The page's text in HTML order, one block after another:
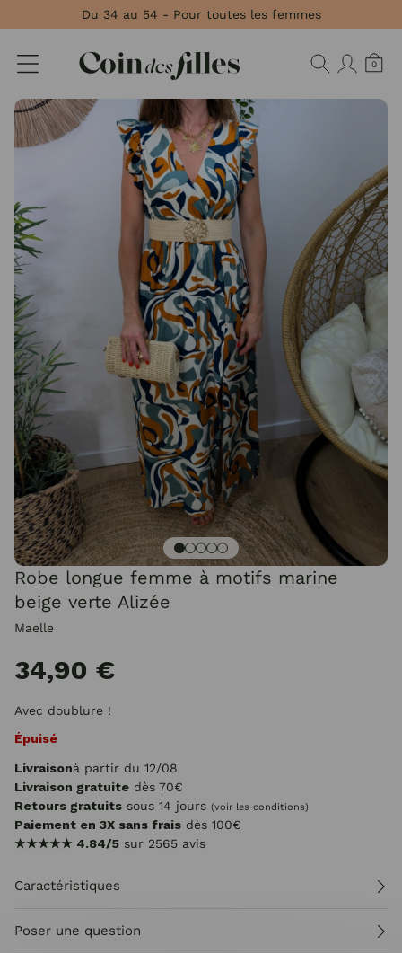
Du 34 au 54 - Pour toutes les femmes
0
Robe longue femme à motifs marine
beige verte Alizée
Maelle
34,90 €
Avec doublure !
Épuisé
Livraisonà partir du 12/08
Livraison gratuite dès 70€
Retours gratuits sous 14 jours (voir les conditions)
Paiement en 3X sans frais dès 100€
★★★★★ 4.84/5 sur 2565 avis
Caractéristiques
Poser une question
Panneau de gestion des cookies